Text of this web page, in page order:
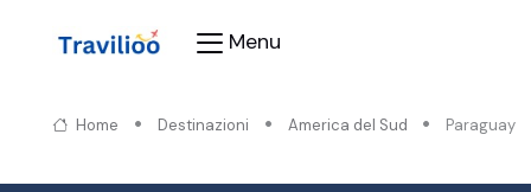
Menu
Home Destinazioni America del Sud Paraguay